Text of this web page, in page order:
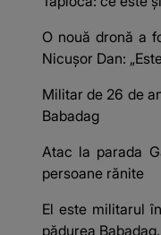
O nouă dronă a
Nicușor Dan:
Militar de 26 de
Babadag
Atac la parada
persoane rănite
El este militarul
pădurea